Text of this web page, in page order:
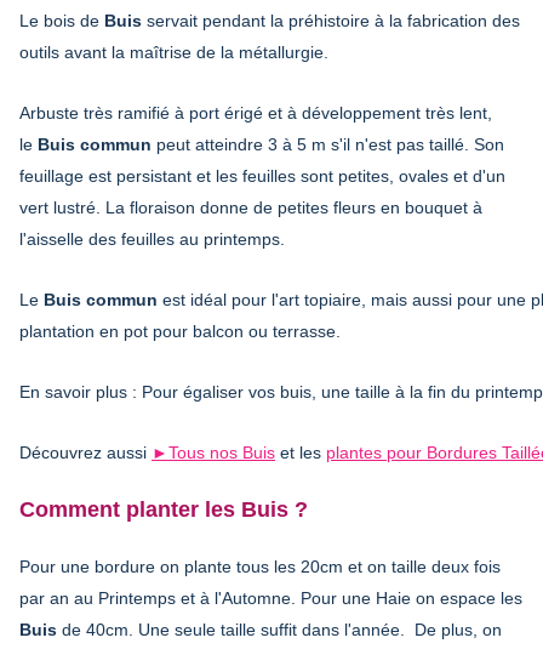
Le bois de Buis servait pendant la préhistoire à la fabrication des
outils avant la maîtrise de la métallurgie.
Arbuste très ramifié à port érigé et à développement très lent,
le Buis commun peut atteindre 3 à 5 m s'il n'est pas taillé. Son
feuillage est persistant et les feuilles sont petites, ovales et d'un
vert lustré. La floraison donne de petites fleurs en bouquet à
l'aisselle des feuilles au printemps.
Le Buis commun est idéal pour l'art topiaire, mais aussi pour une
plantation en pot pour balcon ou terrasse.
En savoir plus : Pour égaliser vos buis, une taille à la fin du
Découvrez aussi ►Tous nos Buis et les plantes pour Bordures
Comment planter les Buis ?
Pour une bordure on plante tous les 20cm et on taille deux fois
par an au Printemps et à l'Automne. Pour une Haie on espace les
Buis de 40cm. Une seule taille suffit dans l'année. De plus, on